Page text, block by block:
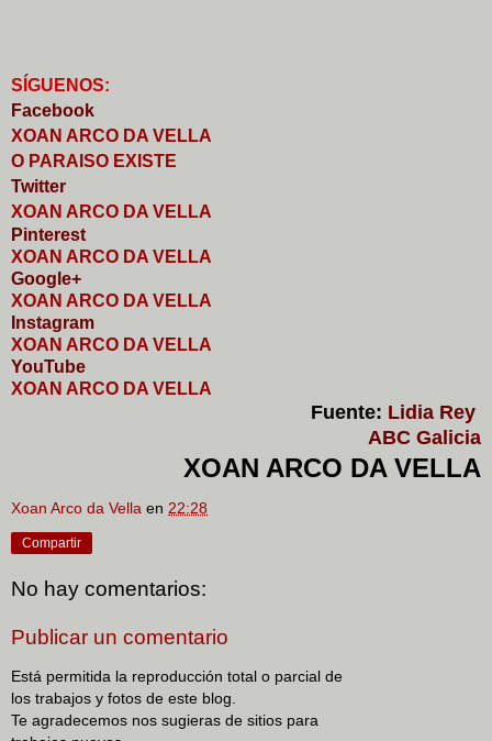
S GUENOS:
Facebook
XOAN ARCO DA VELLA
O PARAISO EXISTE
Twitter
XOAN ARCO DA VELLA
Pinterest
XOAN ARCO DA VELLA
Google+
XOAN ARCO DA VELLA
nstagram
XOAN ARCO DA VELLA
YouTube
XOAN ARCO DA VELLA
Fuente: Lidia Rey
ABC Galicia
XOAN ARCO DA VELLA
Xoan Arco da Vella en 22:28
Compartir
No hay comentarios:
Publicar un comentario
Está permitida la reproducción total o parcial de
los trabajos y fotos de este blog.
Te agradecemos nos sugieras de sitios para